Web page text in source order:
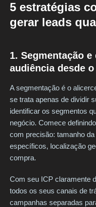
5 estratégias
gerar leads
1. Segmentação
audiência desde
A segmentação é o
se trata apenas de dividir
identificar os segmentos
negócio. Comece
com precisão: tamanho
específicos, localização
compra.
Com seu ICP claramente
todos os seus canais de
campanhas separadas